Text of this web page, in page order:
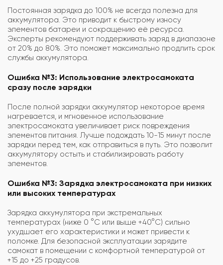
Постоянная зарядка до 100% не всегда полезна для
аккумулятора. Это приводит к быстрому износу
элементов батареи и сокращению её ресурса.
Эксперты рекомендуют поддерживать заряд в диапазоне
от 20% до 80%. Это поможет максимально продлить срок
службы аккумулятора.
Ошибка №3: Использование электросамоката
сразу после зарядки
После полной зарядки аккумулятор некоторое время
нагревается, и мгновенное использование
электросамоката увеличивает риск повреждения
элементов питания. Лучше подождать 10-15 минут после
зарядки перед тем, как отправиться в путь. Это позволит
аккумулятору остыть и стабилизировать работу
элементов.
Ошибка №3: Зарядка электросамоката при низких
или высоких температурах
Зарядка аккумулятора при экстремальных
температурах (ниже 0 °C или выше +40°C) сильно
ухудшает его характеристики и может привести к
поломке. Для безопасной эксплуатации зарядите
самокат в помещении с комфортной температурой от
+15 до +25 градусов.